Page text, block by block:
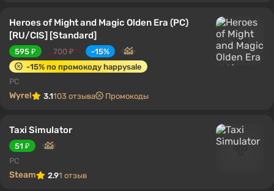
Heroes of Might and Magic Olden Era (PC)
[RU/CIS] [Standard]
595 ₽ 700 ₽
-15%
-15% по промокоду happysale
PC
Wyrel 3.1103 отзыва Промокоды
Taxi Simulator
51 ₽
PC
Steam 2.91 отзыв